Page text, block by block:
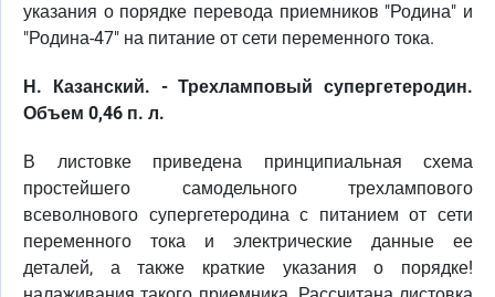
указания о порядке перевода приемников "Родина" и
"Родина-47" на питание от сети переменного тока.
Н. Казанский. - Трехламповый супергетеродин.
Объем 0,46 п. л.
В листовке приведена принципиальная схема
простейшего самодельного трехлампового
всеволнового супергетеродина с питанием от сети
переменного тока и электрические данные ее
деталей, а также краткие указания о порядке!